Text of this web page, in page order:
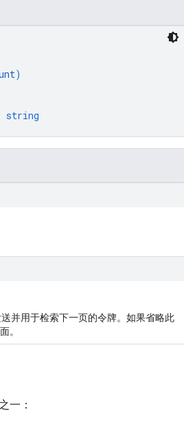
)
string
送并用于检索下一页的令牌。如果省略此
。
一：